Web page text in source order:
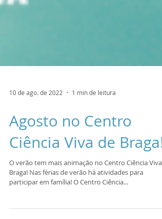
10 de ago. de 2022 1 min de leitura
Agosto no Centro
Ciência Viva de Braga!
O verão tem mais animação no Centro Ciência Viva
participar em família! O Centro Ciência...